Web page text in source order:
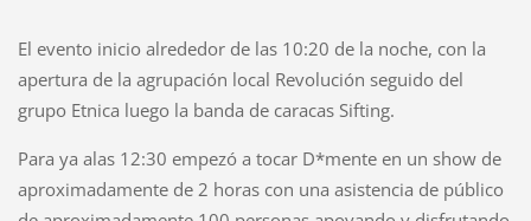
El evento inicio alrededor de las 10:20 de la noche, con la
apertura de la agrupación local Revolución seguido del
grupo Etnica luego la banda de caracas Sifting.
Para ya alas 12:30 empezó a tocar D*mente en un show de
aproximadamente de 2 horas con una asistencia de público